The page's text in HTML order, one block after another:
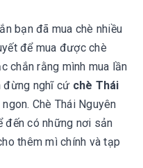
bạn đã mua chè nhiều
để mua được chè
chắn rằng mình mua lần
đừng nghĩ cứ chè Thái
Chè Thái Nguyên
đến có những nơi sản
thêm mì chính và tạp